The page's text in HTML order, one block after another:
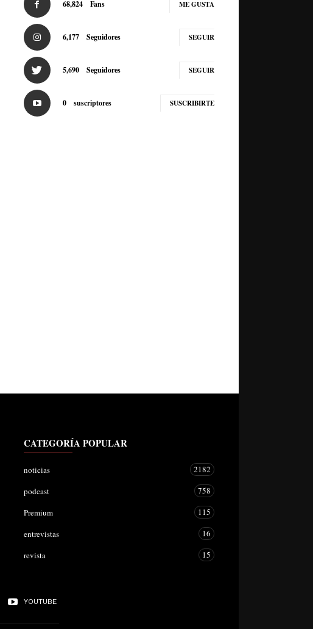
68,824 Fans ME GUSTA
6,177 Seguidores SEGUIR
5,690 Seguidores SEGUIR
0 suscriptores SUSCRIBIRTE
CATEGORÍA POPULAR
noticias
2182
podcast
758
Premium
115
entrevistas
16
revista
15
YOUTUBE